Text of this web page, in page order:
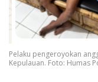
Pelaku pengeroyokan
Kepulauan. Foto: Humas